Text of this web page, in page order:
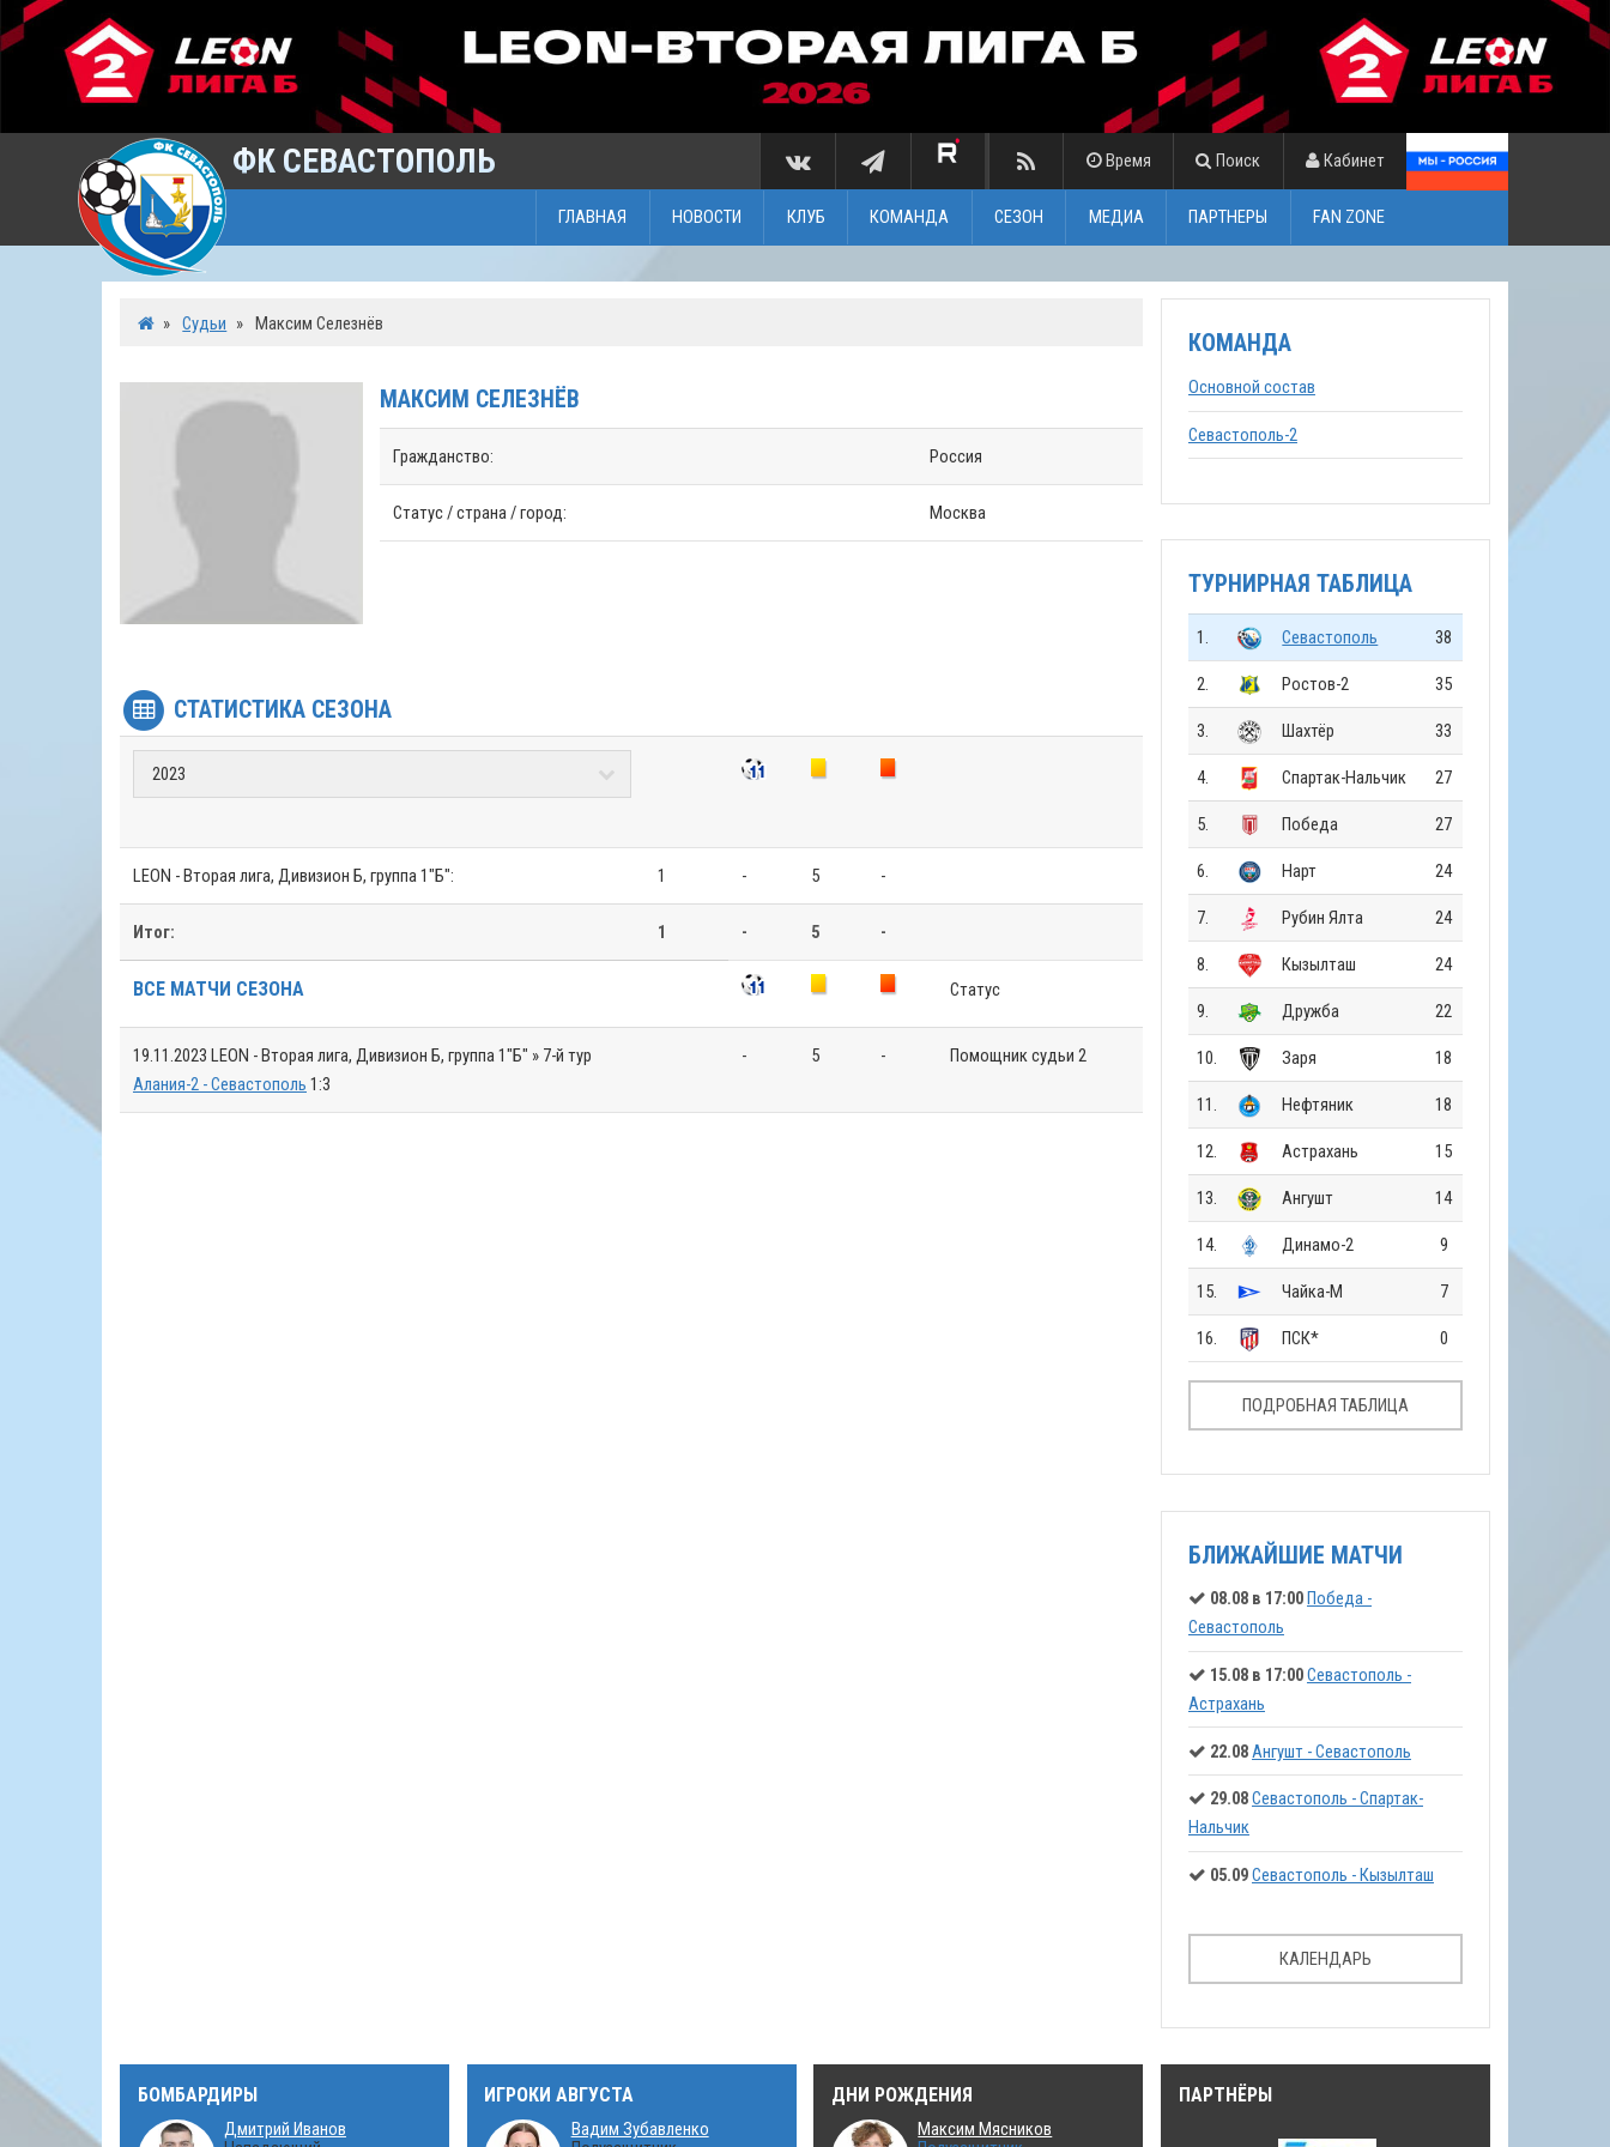
ФК СЕВАСТОПОЛЬ Время Поиск Кабинет
ГЛАВНАЯ НОВОСТИ КЛУБ КОМАНДА СЕЗОН МЕДИА ПАРТНЕРЫ FAN ZONE
» Судьи » Максим Селезнёв
МАКСИМ СЕЛЕЗНЁВ
Гражданство: Россия
Статус / страна / город: Москва
СТАТИСТИКА СЕЗОНА
LEON - Вторая лига, Дивизион Б, группа 1"Б": 1 - 5 -
Итог: 1 - 5 -
ВСЕ МАТЧИ СЕЗОНА Статус
19.11.2023 LEON - Вторая лига, Дивизион Б, группа 1"Б" » 7-й тур
Алания-2 - Севастополь 1:3
- 5 - Помощник судьи 2
КОМАНДА
Основной состав
Севастополь-2
ТУРНИРНАЯ ТАБЛИЦА
1. Севастополь 38
2. Ростов-2 35
3. Шахтёр 33
4. Спартак-Нальчик 27
5. Победа 27
6. Нарт 24
7. Рубин Ялта 24
8. Кызылташ 24
9. Дружба 22
10. Заря 18
11. Нефтяник 18
12. Астрахань 15
13. Ангушт 14
14. Динамо-2 9
15. Чайка-М 7
16. ПСК* 0
ПОДРОБНАЯ ТАБЛИЦА
БЛИЖАЙШИЕ МАТЧИ
08.08 в 17:00 Победа -
Севастополь
15.08 в 17:00Севастополь -
Астрахань
22.08Ангушт - Севастополь
29.08Севастополь - Спартак-
Нальчик
05.09Севастополь - Кызылташ
КАЛЕНДАРЬ
БОМБАРДИРЫ
Дмитрий Иванов
ИГРОКИ АВГУСТА
Вадим Зубавленко
ДНИ РОЖДЕНИЯ
Максим Мясников
ПАРТНЁРЫ